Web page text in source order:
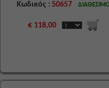
Κωδικός : 50657
€ 118,00